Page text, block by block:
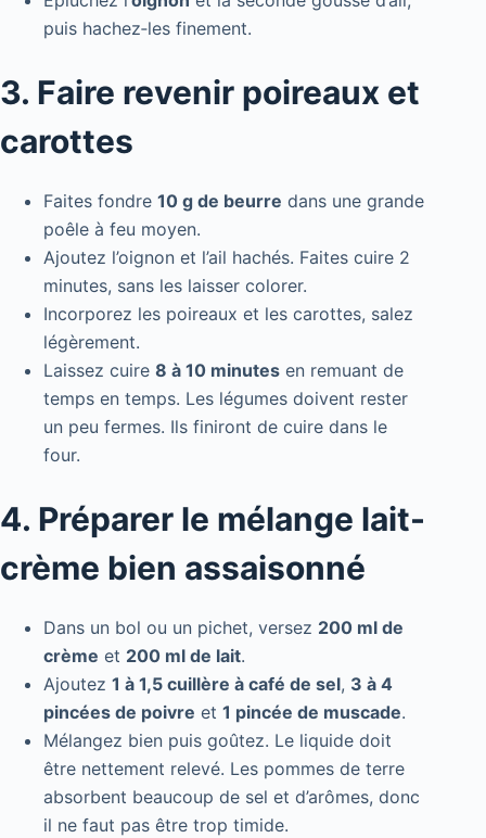
puis hachez‑les finement.
3. Faire revenir poireaux et
carottes
Faites fondre 10 g de beurre dans une grande
poêle à feu moyen.
Ajoutez l’oignon et l’ail hachés. Faites cuire 2
minutes, sans les laisser colorer.
Incorporez les poireaux et les carottes, salez
légèrement.
Laissez cuire 8 à 10 minutes en remuant de
temps en temps. Les légumes doivent rester
un peu fermes. Ils finiront de cuire dans le
four.
4. Préparer le mélange lait-
crème bien assaisonné
Dans un bol ou un pichet, versez 200 ml de
crème et 200 ml de lait.
Ajoutez 1 à 1,5 cuillère à café de sel, 3 à 4
pincées de poivre et 1 pincée de muscade.
Mélangez bien puis goûtez. Le liquide doit
être nettement relevé. Les pommes de terre
absorbent beaucoup de sel et d’arômes, donc
il ne faut pas être trop timide.